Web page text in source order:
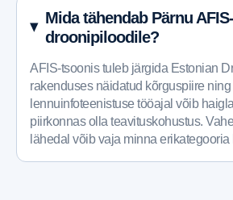
Mida tähendab Pärnu
droonipiloodile?
AFIS-tsoonis tuleb järgida Estonian
rakenduses näidatud kõrguspiire ning
lennuinfoteenistuse tööajal võib
piirkonnas olla teavituskohustus.
lähedal võib vaja minna erikategooria